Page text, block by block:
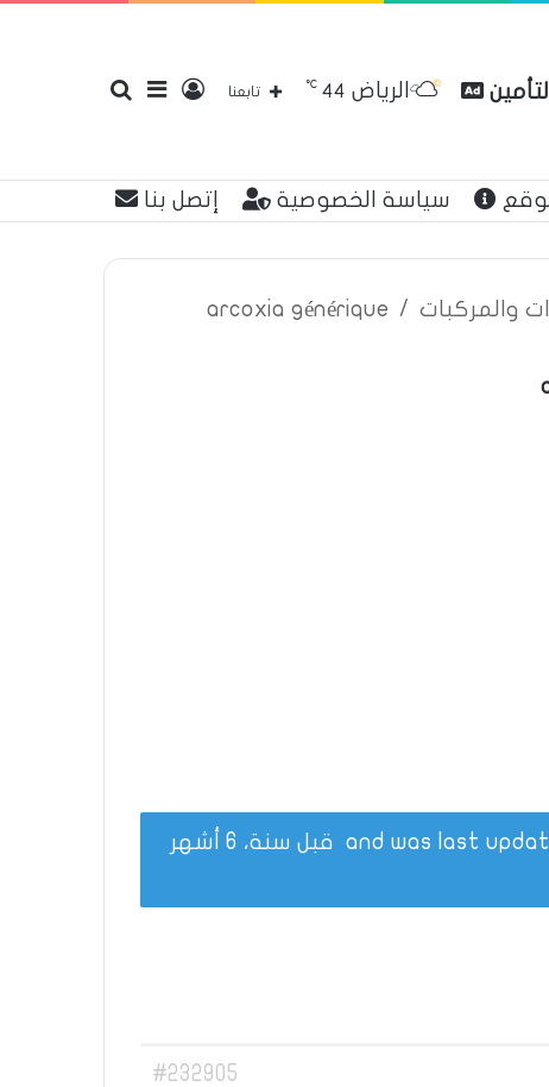
إضافة
عمود
تسجيل
الدخول
تابعنا الرياض 44
℃
سياسة الخصوصية إتصل بنا
والمركبات /
arcoxia générique
قبل سنة، 6 أشهر
#232905